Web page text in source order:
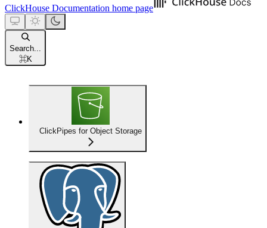
ClickHouse Documentation home page
Search...
⌘K
ClickPipes for Object Storage